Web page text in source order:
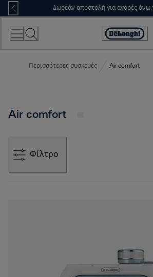
Skip
to
Content
Δωρεάν αποστολή για αγορές
Accessibility
Περισσότερες συσκευές Air comfort
Air comfort
Φίλτρο